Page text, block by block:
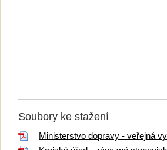
Soubory ke stažení
Ministerstvo dopravy - veřejná